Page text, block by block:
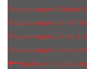
Парфюмерия Vilhelm
Парфюмерия Xerjoff
Парфюмерия Zadig &
Парфюмерия
Арабская